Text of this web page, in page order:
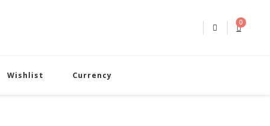
0
Wishlist Currency